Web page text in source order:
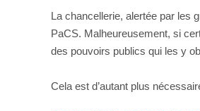
La chancellerie, alertée par les
PaCS. Malheureusement, si
des pouvoirs publics qui les y
Cela est d’autant plus